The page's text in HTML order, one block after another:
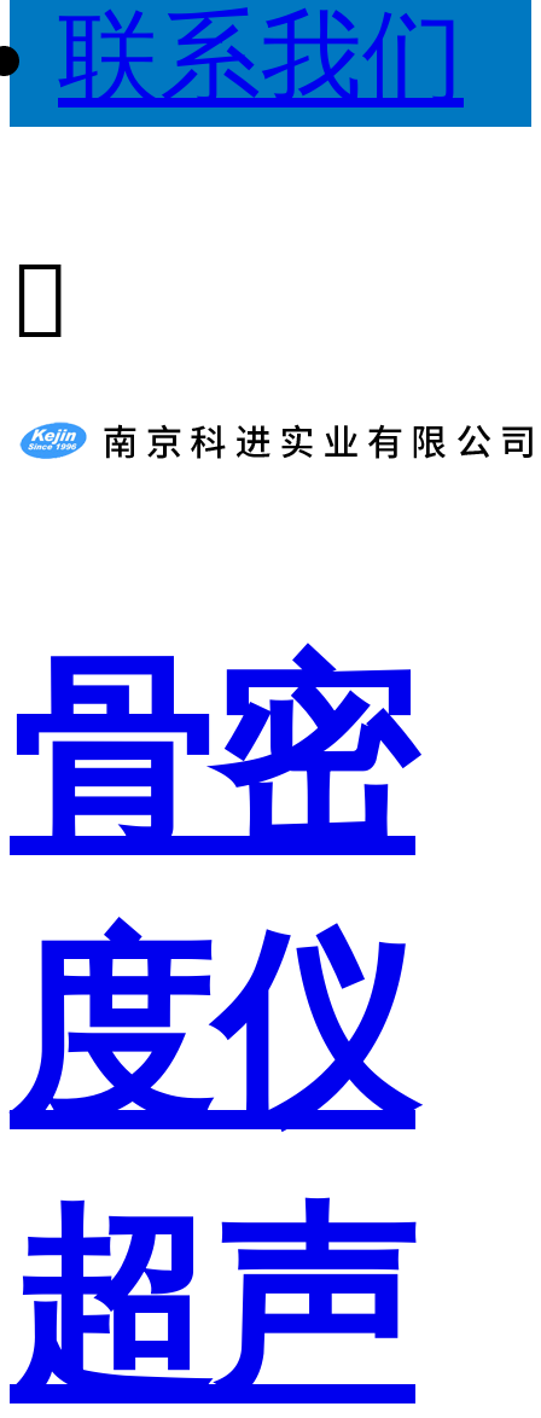
联系我们

骨密
度仪
超声